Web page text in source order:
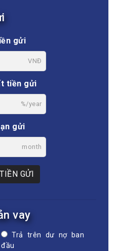
gửi
VNĐ
tiền gửi
%/year
gửi
month
GỬI
vay
Trả trên dư nợ ban
đầu